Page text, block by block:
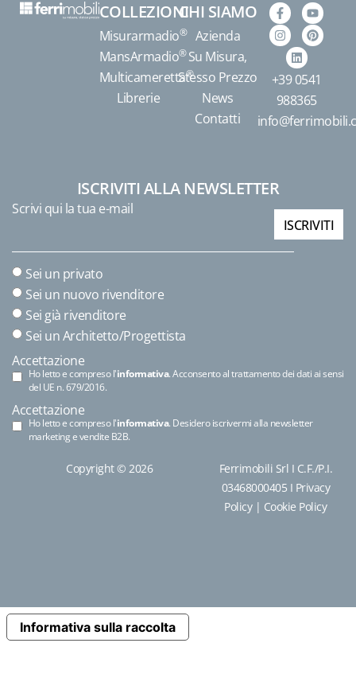
COLLEZIONI
Misurarmadio®
MansArmadio®
Multicameretta®
Librerie
CHI SIAMO
Azienda
Su Misura,
Stesso Prezzo
News
Contatti
+39 0541
988365
ISCRIVITI ALLA NEWSLETTER
Scrivi qui la tua e-mail
Sei un privato
Sei un nuovo rivenditore
Sei già rivenditore
Sei un Architetto/Progettista
Accettazione
Ho letto e compreso l'informativa. Acconsento al trattamento dei dati ai sensi
del UE n. 679/2016.
Accettazione
Ho letto e compreso l'informativa. Desidero iscrivermi alla newsletter
marketing e vendite B2B.
ISCRIVITI
Copyright © 2026
Ferrimobili Srl I C.F./P.I.
03468000405 I Privacy
Policy| Cookie Policy
Informativa sulla raccolta